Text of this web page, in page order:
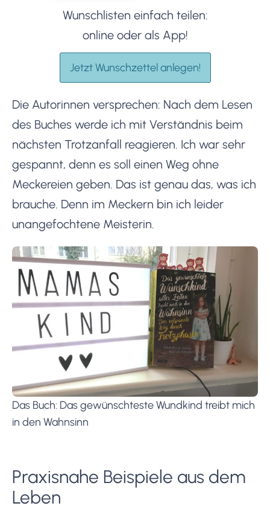
Wunschlisten einfach teilen:
online oder als App!
Jetzt Wunschzettel anlegen!
Die Autorinnen versprechen: Nach dem Lesen
des Buches werde ich mit Verständnis beim
nächsten Trotzanfall reagieren. Ich war sehr
gespannt, denn es soll einen Weg ohne
Meckereien geben. Das ist genau das, was ich
brauche. Denn im Meckern bin ich leider
unangefochtene Meisterin.
Das Buch: Das gewünschteste Wundkind treibt mich
in den Wahnsinn
Praxisnahe Beispiele aus dem
Leben